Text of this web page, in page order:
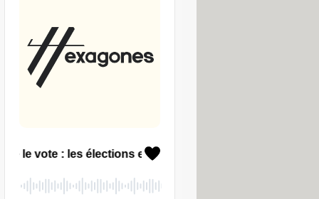
Picker, une pipette permettant de
suivre les principes Fluent
donc d'une interface